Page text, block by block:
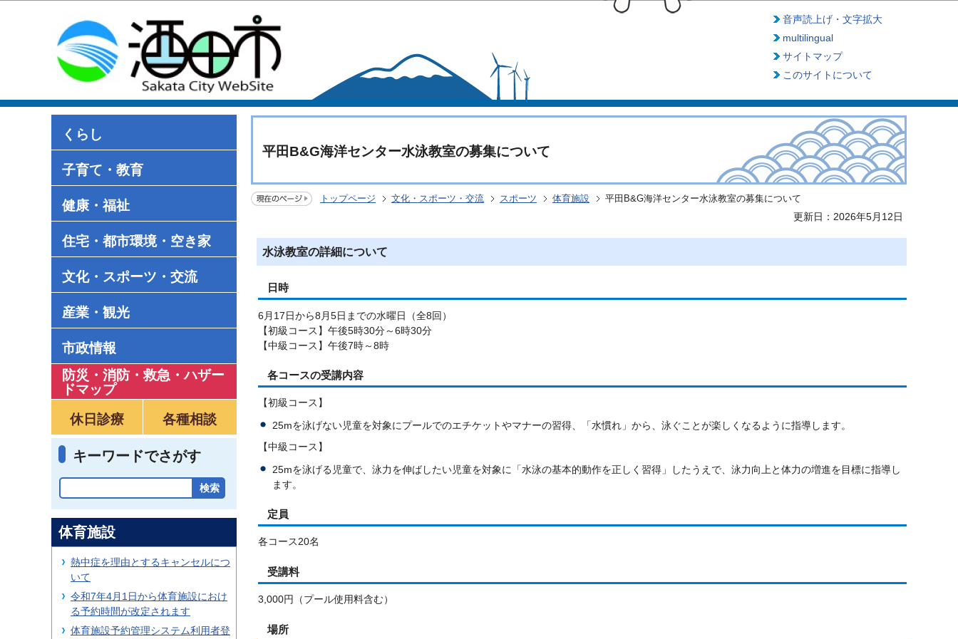
音声読上げ・文字拡大
multilingual
サイトマップ
このサイトについて
くらし
子育て・教育
健康・福祉
住宅・都市環境・空き家
文化・スポーツ・交流
産業・観光
市政情報
防災・消防・救急 ・ハザー
ドマップ
休日診療
各種相談
キーワードでさがす
平田B&G海洋センター水泳教室の募集について
トップページ 文化・スポーツ・交流 スポーツ 体育施設 平田B&G海洋センター水泳教室の募集について
更新日：2026年5月12日
水泳教室の詳細について
日時
6月17日から8月5日までの水曜日（全8回）
【初級コース】午後5時30分～6時30分
【中級コース】午後7時～8時
各コースの受講内容
【初級コース】
25mを泳げない児童を対象にプールでのエチケットやマナーの習得、「水慣れ」から、泳ぐことが楽しくなるように指導します。
【中級コース】
25mを泳げる児童で、泳力を伸ばしたい児童を対象に「水泳の基本的動作を正しく習得」したうえで、泳力向上と体力の増進を目標に指導し
ます。
定員
各コース20名
受講料
3,000円（プール使用料含む）
場所
体育施設
熱中症を理由とするキャンセルにつ
いて
令和7年4月1日から体育施設におけ
る予約時間が改定されます
体育施設予約管理システム利用者登